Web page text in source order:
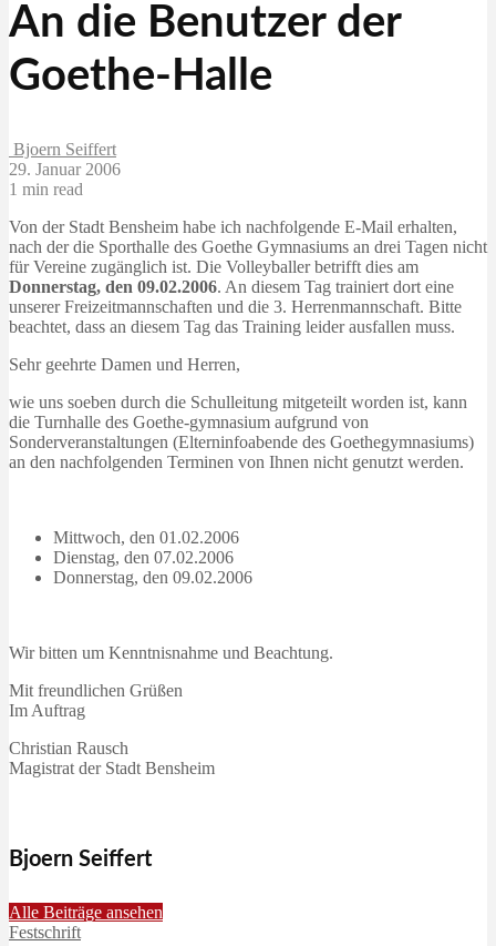
An die Benutzer der
Goethe-Halle
Bjoern Seiffert
29. Januar 2006
1 min read
Von der Stadt Bensheim habe ich nachfolgende E-Mail erhalten,
nach der die Sporthalle des Goethe Gymnasiums an drei Tagen nicht
für Vereine zugänglich ist. Die Volleyballer betrifft dies am
Donnerstag, den 09.02.2006. An diesem Tag trainiert dort eine
unserer Freizeitmannschaften und die 3. Herrenmannschaft. Bitte
beachtet, dass an diesem Tag das Training leider ausfallen muss.
Sehr geehrte Damen und Herren,
wie uns soeben durch die Schulleitung mitgeteilt worden ist, kann
die Turnhalle des Goethe-gymnasium aufgrund von
Sonderveranstaltungen (Elterninfoabende des Goethegymnasiums)
an den nachfolgenden Terminen von Ihnen nicht genutzt werden.
Mittwoch, den 01.02.2006
Dienstag, den 07.02.2006
Donnerstag, den 09.02.2006
Wir bitten um Kenntnisnahme und Beachtung.
Mit freundlichen Grüßen
Im Auftrag
Christian Rausch
Magistrat der Stadt Bensheim
Bjoern Seiffert
Alle Beiträge ansehen
Festschrift